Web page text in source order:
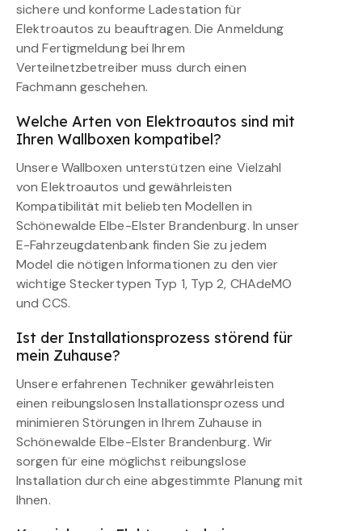
sichere und konforme Ladestation für
Elektroautos zu beauftragen. Die Anmeldung
und Fertigmeldung bei Ihrem
Verteilnetzbetreiber muss durch einen
Fachmann geschehen.
Welche Arten von Elektroautos sind mit
Ihren Wallboxen kompatibel?
Unsere Wallboxen unterstützen eine Vielzahl
von Elektroautos und gewährleisten
Kompatibilität mit beliebten Modellen in
Schönewalde Elbe-Elster Brandenburg. In unser
E-Fahrzeugdatenbank finden Sie zu jedem
Model die nötigen Informationen zu den vier
wichtige Steckertypen Typ 1, Typ 2, CHAdeMO
und CCS.
Ist der Installationsprozess störend für
mein Zuhause?
Unsere erfahrenen Techniker gewährleisten
einen reibungslosen Installationsprozess und
minimieren Störungen in Ihrem Zuhause in
Schönewalde Elbe-Elster Brandenburg. Wir
sorgen für eine möglichst reibungslose
Installation durch eine abgestimmte Planung mit
Ihnen.